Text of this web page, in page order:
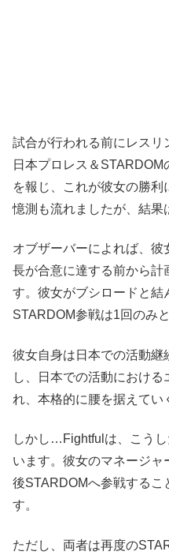
試合が行われる前にレス
日本プロレス＆
を報じ、これが彼女の勝利
憶測も流れましたが、結果
オブザーバーによれば、
長が合意に達する前から
す。彼女がブシロードと
STARDOM参戦は1回のみ
彼女自身は日本での活動継
し、日本での活動におけ
れ、本格的に腰を据えてい
しかし…Fightfulは、こう
います。彼女のマネージ
後STARDOMへ参戦する
す。
ただし、両者は再度の